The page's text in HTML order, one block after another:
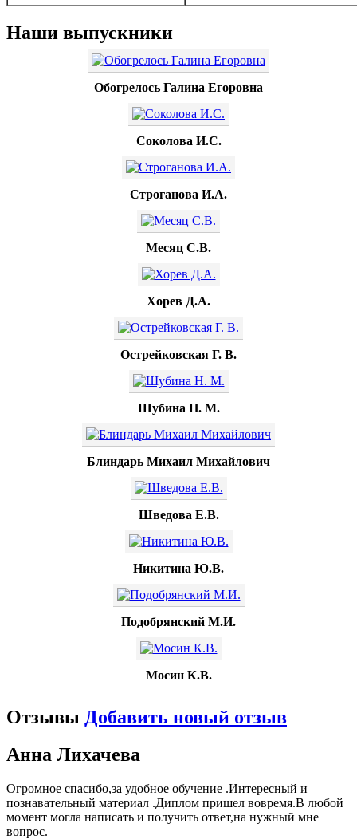
Наши выпускники
Обогрелось Галина Егоровна
Соколова И.С.
Строганова И.А.
Месяц С.В.
Хорев Д.А.
Острейковская Г. В.
Шубина Н. М.
Блиндарь Михаил Михайлович
Шведова Е.В.
Никитина Ю.В.
Подобрянский М.И.
Мосин К.В.
Отзывы Добавить новый отзыв
Анна Лихачева
Огромное спасибо,за удобное обучение .Интересный и
познавательный материал .Диплом пришел вовремя.В любой
момент могла написать и получить ответ,на нужный мне
вопрос.